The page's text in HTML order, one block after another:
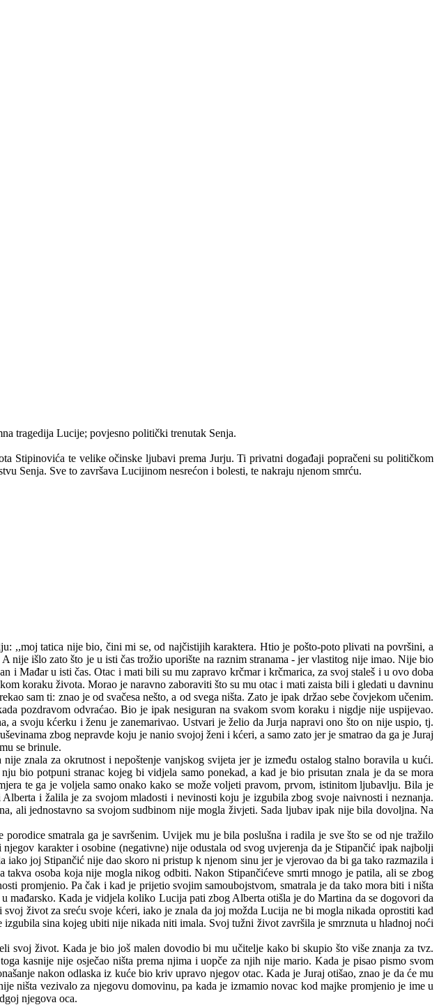
tragedija Lucije; povjesno politički trenutak Senja.
Stipinovića te velike očinske ljubavi prema Jurju. Ti privatni događaji popračeni su političkom
Senja. Sve to završava Lucijinom nesrećon i bolesti, te nakraju njenom smrću.
,,moj tatica nije bio, čini mi se, od najčistijih karaktera. Htio je pošto-poto plivati na površini, a
išlo zato što je u isti čas trožio uporište na raznim stranama - jer vlastitog nije imao. Nije bio
Mađar u isti čas. Otac i mati bili su mu zapravo krčmar i krčmarica, za svoj staleš i u ovo doba
koraku života. Morao je naravno zaboraviti što su mu otac i mati zaista bili i gledati u davninu
sam ti: znao je od svačesa nešto, a od svega ništa. Zato je ipak držao sebe čovjekom učenim.
pozdravom odvraćao. Bio je ipak nesiguran na svakom svom koraku i nigdje nije uspijevao.
a svoju kćerku i ženu je zanemarivao. Ustvari je želio da Jurja napravi ono što on nije uspio, tj.
zbog nepravde koju je nanio svojoj ženi i kćeri, a samo zato jer je smatrao da ga je Juraj
se brinule.
znala za okrutnost i nepoštenje vanjskog svijeta jer je između ostalog stalno boravila u kući.
bio potpuni stranac kojeg bi vidjela samo ponekad, a kad je bio prisutan znala je da se mora
te ga je voljela samo onako kako se može voljeti pravom, prvom, istinitom ljubavlju. Bila je
Alberta i žalila je za svojom mladosti i nevinosti koju je izgubila zbog svoje naivnosti i neznanja.
ali jednostavno sa svojom sudbinom nije mogla živjeti. Sada ljubav ipak nije bila dovoljna. Na
smatrala ga je savršenim. Uvijek mu je bila poslušna i radila je sve što se od nje tražilo
karakter i osobine (negativne) nije odustala od svog uvjerenja da je Stipančić ipak najbolji
joj Stipančić nije dao skoro ni pristup k njenom sinu jer je vjerovao da bi ga tako razmazila i
osoba koja nije mogla nikog odbiti. Nakon Stipančićeve smrti mnogo je patila, ali se zbog
promjenio. Pa čak i kad je prijetio svojim samoubojstvom, smatrala je da tako mora biti i ništa
mađarsko. Kada je vidjela koliko Lucija pati zbog Alberta otišla je do Martina da se dogovori da
život za sreću svoje kćeri, iako je znala da joj možda Lucija ne bi mogla nikada oprostiti kad
sina kojeg ubiti nije nikada niti imala. Svoj tužni život završila je smrznuta u hladnoj noći
svoj život. Kada je bio još malen dovodio bi mu učitelje kako bi skupio što više znanja za tvz.
kasnije nije osječao ništa prema njima i uopče za njih nije mario. Kada je pisao pismo svom
nakon odlaska iz kuće bio kriv upravo njegov otac. Kada je Juraj otišao, znao je da će mu
ništa vezivalo za njegovu domovinu, pa kada je izmamio novac kod majke promjenio je ime u
njegova oca.